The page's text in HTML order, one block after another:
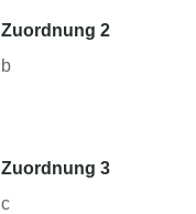
Zuordnung 2
b
Zuordnung 3
c